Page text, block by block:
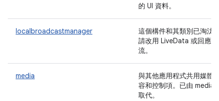
的 UI 資料。
localbroadcastmanager
這個構件和其類別已淘汰
請改用 LiveData 或回應
流。
media
與其他應用程式共用媒體
容和控制項。已由 media3
取代。